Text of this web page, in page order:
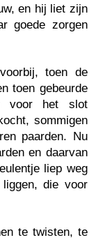
en hij liet zijn
goede zorgen
toen de
toen gebeurde
voor het slot
sommigen
paarden. Nu
en daarvan
liep weg
die voor
te twisten, te